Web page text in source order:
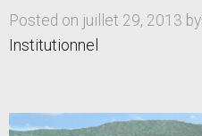
Posted on juillet 29, 2013 by
Institutionnel